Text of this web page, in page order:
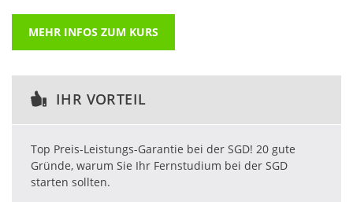
MEHR INFOS ZUM KURS
IHR VORTEIL
Top Preis-Leistungs-Garantie bei der SGD! 20 gute
Gründe, warum Sie Ihr Fernstudium bei der SGD
starten sollten.